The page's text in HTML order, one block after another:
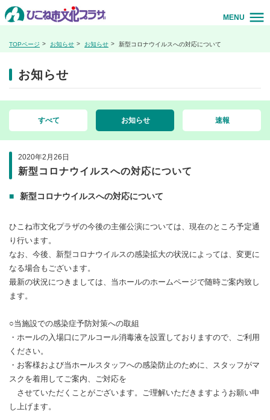
MENU
TOPページ お知らせ お知らせ 新型コロナウイルスへの対応について
お知らせ
すべて お知らせ 速報
2020年2月26日
新型コロナウイルスへの対応について
新型コロナウイルスへの対応について
ひこね市文化プラザの今後の主催公演については、現在のところ予定通
り行います。
なお、今後、新型コロナウイルスの感染拡大の状況によっては、変更に
なる場合もございます。
最新の状況につきましては、当ホールのホームページで随時ご案内致し
ます。
○当施設での感染症予防対策への取組
・ホールの入場口にアルコール消毒液を設置しておりますので、ご利用
ください。
・お客様および当ホールスタッフへの感染防止のために、スタッフがマ
スクを着用してご案内、ご対応を
させていただくことがございます。ご理解いただきますようお願い申
し上げます。